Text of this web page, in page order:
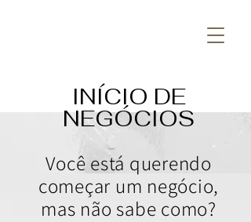
INÍCIO DE
NEGÓCIOS
Você está querendo
começar um negócio,
mas não sabe como?